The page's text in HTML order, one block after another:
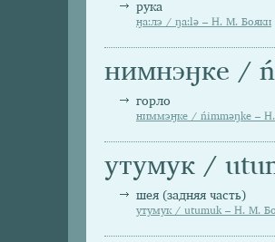
рука
ӈа:лэ / ŋa:lә – Н. М. Бояки
нимнэӈке /
горло
ниммэӈке / ńimmәŋke –
утумук /
шея (задняя часть)
утумук / utumuk – Н. М.